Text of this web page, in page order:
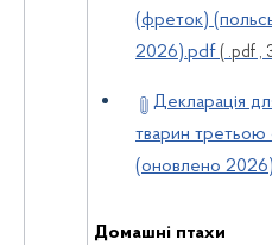
(фреток)
2026).pdf ( .pdf ,
Декларація
тварин третьою
(оновлено
Домашні птахи